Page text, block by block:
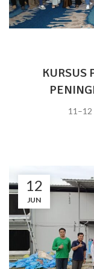
KURSUS
11–12
12
JUN